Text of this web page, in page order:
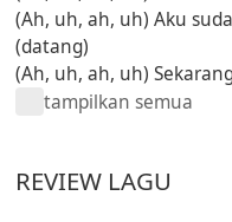
(Ah, uh, ah, uh) Aku
(datang)
(Ah, uh, ah, uh)
tampilkan semua
REVIEW LAGU